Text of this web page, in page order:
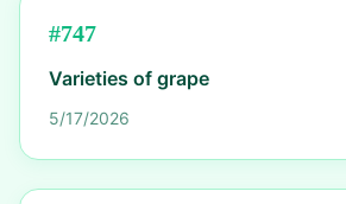
#747
Varieties of grape
5/17/2026